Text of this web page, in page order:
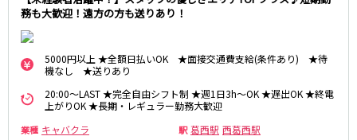
務も大歓迎！遠方の方も送りあり！
5000円以上 ★全額日払いOK ★面接交通費支給(条件あり) ★待
機なし ★送りあり
20:00～LAST ★完全自由シフト制 ★週1日3h～OK ★遅出OK ★終電
上がりOK ★長期・レギュラー勤務大歓迎
業種 キャバクラ 駅 葛西駅 西葛西駅
荻窪・阿佐ヶ谷
浅草・浅草橋・両国
目黒・中目黒
綾瀬・竹ノ塚・西新井
調布
高円寺
国分寺
亀有・金町
新宿
船橋駅
秋葉原駅
西船橋駅
津田沼駅
亀戸駅
小岩駅